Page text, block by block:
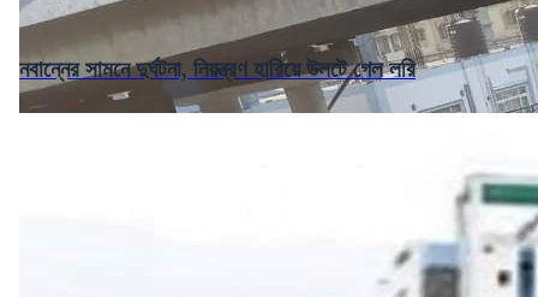
নবান্নের সামনে দুর্ঘটনা, নিয়ন্ত্রণ হারিয়ে উলটে গেল লরি